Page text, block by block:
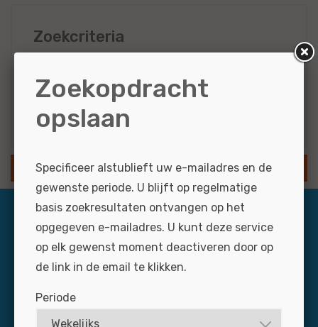
Zoekcriteria
Resultaten via e-mail
SLA ZOEKOPDRACHT OP
Dagelijks zijn zo’n 3.000 professionals via Jobmotive
Zoekopdracht
opslaan
Specificeer alstublieft uw e-mailadres en de
gewenste periode. U blijft op regelmatige
basis zoekresultaten ontvangen op het
opgegeven e-mailadres. U kunt deze service
op elk gewenst moment deactiveren door op
de link in de email te klikken.
Periode